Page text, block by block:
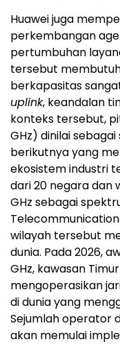
Huawei juga
perkembangan
pertumbuhan
tersebut
berkapasitas
uplink, keandalan
konteks tersebut,
GHz) dinilai
berikutnya yang
ekosistem industri
dari 20 negara dan
GHz sebagai
wilayah tersebut
dunia. Pada 2026,
GHz, kawasan
mengoperasikan
di dunia yang
Sejumlah operator
akan memulai